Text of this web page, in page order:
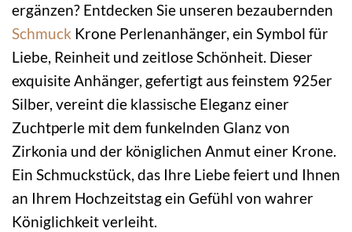
ergänzen? Entdecken Sie unseren bezaubernden
Schmuck Krone Perlenanhänger, ein Symbol für
Liebe, Reinheit und zeitlose Schönheit. Dieser
exquisite Anhänger, gefertigt aus feinstem 925er
Silber, vereint die klassische Eleganz einer
Zuchtperle mit dem funkelnden Glanz von
Zirkonia und der königlichen Anmut einer Krone.
Ein Schmuckstück, das Ihre Liebe feiert und Ihnen
an Ihrem Hochzeitstag ein Gefühl von wahrer
Königlichkeit verleiht.